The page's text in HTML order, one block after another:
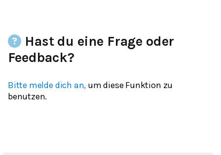
Hast du eine Frage oder
Feedback?
Bitte melde dich an, um diese Funktion zu
benutzen.